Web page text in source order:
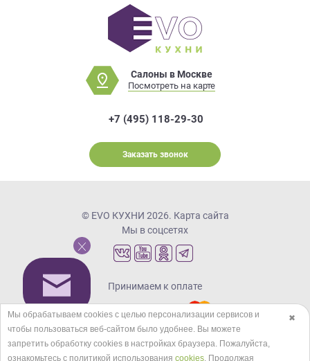
Салоны в Москве
Посмотреть на карте
+7 (495) 118-29-30
Заказать звонок
© EVO КУХНИ 2026. Карта сайта
Мы в соцсетях
Принимаем к оплате
Кредиты и рассрочка
✖
Мы обрабатываем cookies с целью персонализации сервисов и
чтобы пользоваться веб-сайтом было удобнее. Вы можете
запретить обработку сookies в настройках браузера. Пожалуйста,
ознакомьтесь с политикой использования cookies. Продолжая